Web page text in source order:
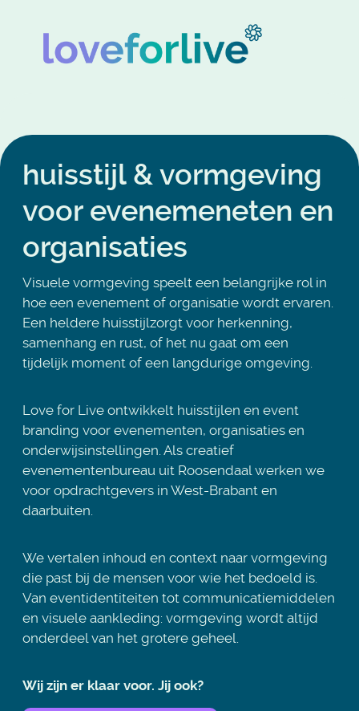
huisstijl & vormgeving
voor evenemeneten en
organisaties
Visuele vormgeving speelt een belangrijke rol in
hoe een evenement of organisatie wordt ervaren.
Een heldere huisstijlzorgt voor herkenning,
samenhang en rust, of het nu gaat om een
tijdelijk moment of een langdurige omgeving.
Love for Live ontwikkelt huisstijlen en event
branding voor evenementen, organisaties en
onderwijsinstellingen. Als creatief
evenementenbureau uit Roosendaal werken we
voor opdrachtgevers in West-Brabant en
daarbuiten.
We vertalen inhoud en context naar vormgeving
die past bij de mensen voor wie het bedoeld is.
Van eventidentiteiten tot communicatiemiddelen
en visuele aankleding: vormgeving wordt altijd
onderdeel van het grotere geheel.
Wij zijn er klaar voor. Jij ook?